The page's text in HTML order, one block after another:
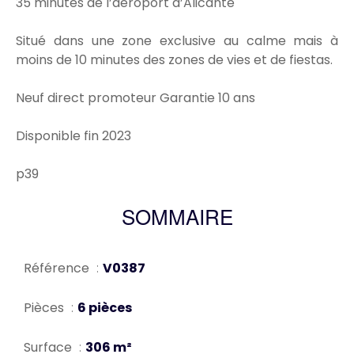
Situé dans une zone exclusive au calme mais à
moins de 10 minutes des zones de vies et de fiestas.
Neuf direct promoteur Garantie 10 ans
Disponible fin 2023
p39
SOMMAIRE
Référence V0387
Pièces 6 pièces
Surface 306 m²